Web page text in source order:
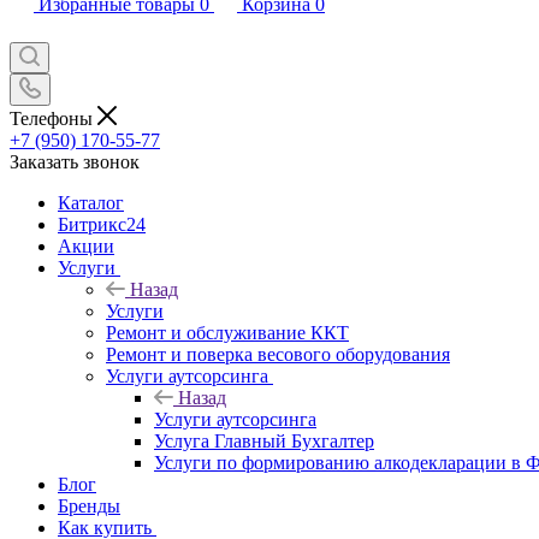
Избранные товары 0 Корзина 0
Телефоны
+7 (950) 170-55-77
Заказать звонок
Каталог
Битрикс24
Акции
Услуги
Назад
Услуги
Ремонт и обслуживание ККТ
Ремонт и поверка весового оборудования
Услуги аутсорсинга
Назад
Услуги аутсорсинга
Услуга Главный Бухгалтер
Услуги по формированию алкодекларации в
Блог
Бренды
Как купить